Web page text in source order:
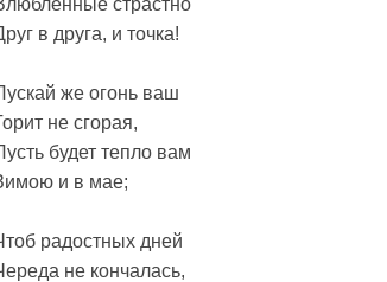
страстно
в друга, и точка!
же огонь ваш
не сгорая,
будет тепло вам
и в мае;
радостных дней
не кончалась,